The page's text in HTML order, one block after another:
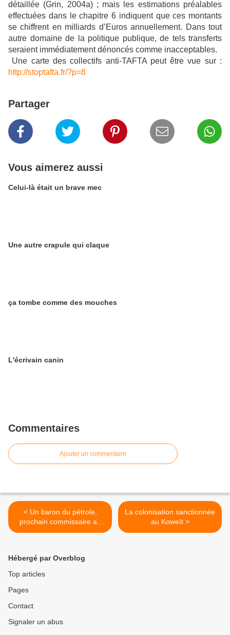
détaillée (Grin, 2004a) ; mais les estimations préalables
effectuées dans le chapitre 6 indiquent que ces montants
se chiffrent en milliards d’Euros annuellement. Dans tout
autre domaine de la politique publique, de tels transferts
seraient immédiatement dénoncés comme inacceptables.
Une carte des collectifs anti-TAFTA peut être vue sur :
http://stoptafta.fr/?p=8
Partager
Vous aimerez aussi
Celui-là était un brave mec
Une autre crapule qui claque
ça tombe comme des mouches
L'écrivain canin
Commentaires
Ajouter un commentaire
< Un baron du pétrole,
prochain commissaire au
climat ?
La colo­ni­sation sanctionnée
au Koweït >
Hébergé par Overblog
Top articles
Pages
Contact
Signaler un abus